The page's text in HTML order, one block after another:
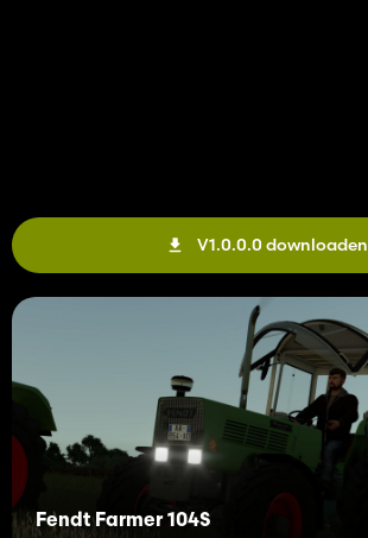
V1.0.0.0 downloaden
Fendt Farmer 104S